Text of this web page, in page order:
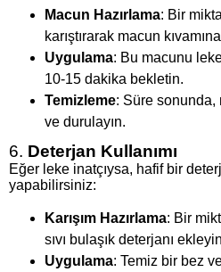
Macun Hazırlama: Bir
karıştırarak macun
Uygulama: Bu macunu
10-15 dakika bekletin.
Temizleme: Süre
ve durulayın.
6. Deterjan Kullanımı
Eğer leke inatçıysa, hafif bir
yapabilirsiniz:
Karışım Hazırlama: Bir
sıvı bulaşık deterjanı
Uygulama: Temiz bir bez